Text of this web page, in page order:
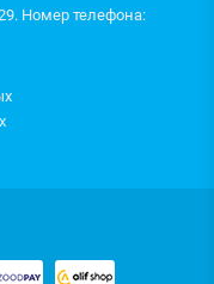
Номер телефона: